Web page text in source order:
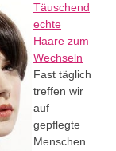
Täuschend
echte
Haare zum
Wechseln
Fast täglich
treffen wir
auf
gepflegte
Menschen